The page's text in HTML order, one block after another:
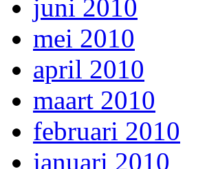
juni 2010
mei 2010
april 2010
maart 2010
februari 2010
januari 2010